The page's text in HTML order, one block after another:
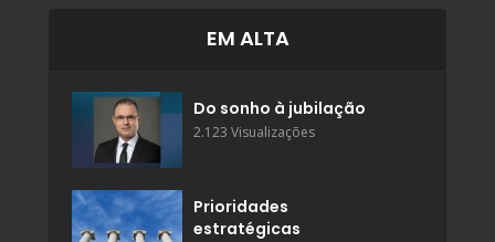
EM ALTA
Do sonho à jubilação
2.123 Visualizações
Prioridades
estratégicas